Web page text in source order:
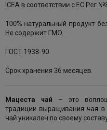
ICEA в соответствии с ЕС
100% натуральный продукт
Не содержит ГМО.
ГОСТ 1938-90
Срок хранения 36 месяцев.
Мацеста чай – это
традиции выращивания чая
чай уникален по своему